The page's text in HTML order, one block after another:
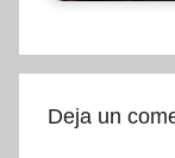
Deja un